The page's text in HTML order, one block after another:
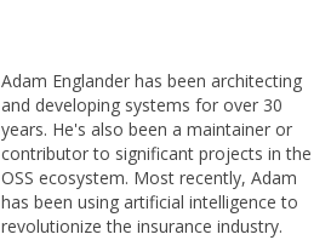
Adam Englander has been architecting
and developing systems for over 30
years. He's also been a maintainer or
contributor to significant projects in the
OSS ecosystem. Most recently, Adam
has been using artificial intelligence to
revolutionize the insurance industry.